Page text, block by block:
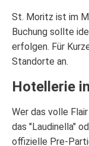
St. Moritz ist im
Buchung sollte
erfolgen. Für
Standorte an.
Hotellerie
Wer das volle
das "Laudinella"
offizielle Pre-